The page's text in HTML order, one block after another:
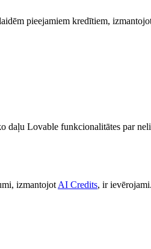
pieejamiem kredītiem,
daļu Lovable funkcionalitātes par
izmantojot AI Credits, ir ievērojami.